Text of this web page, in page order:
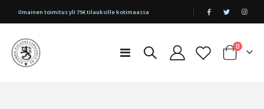
|
Ilmainen toimitus yli 75€ tilauksille kotimaassa
Toggle
Cart
0tuotetta